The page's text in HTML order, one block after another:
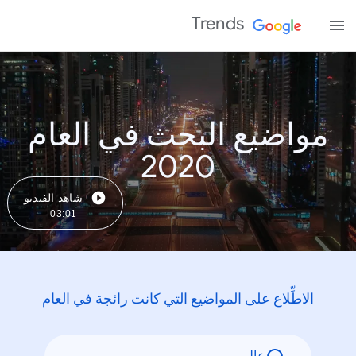
Trends
مواضيع البحث في العام
2020
شاهد الفيديو
03:01
الاطِّلاع على المواضيع التي كانت رائجة في العام